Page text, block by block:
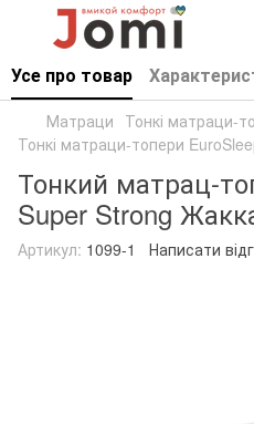
Матраци Тонкі матраци-
Тонкі матраци-топери
Тонкий матрац-
Super Strong
Артикул: 1099-1 Написати
Усе про товар